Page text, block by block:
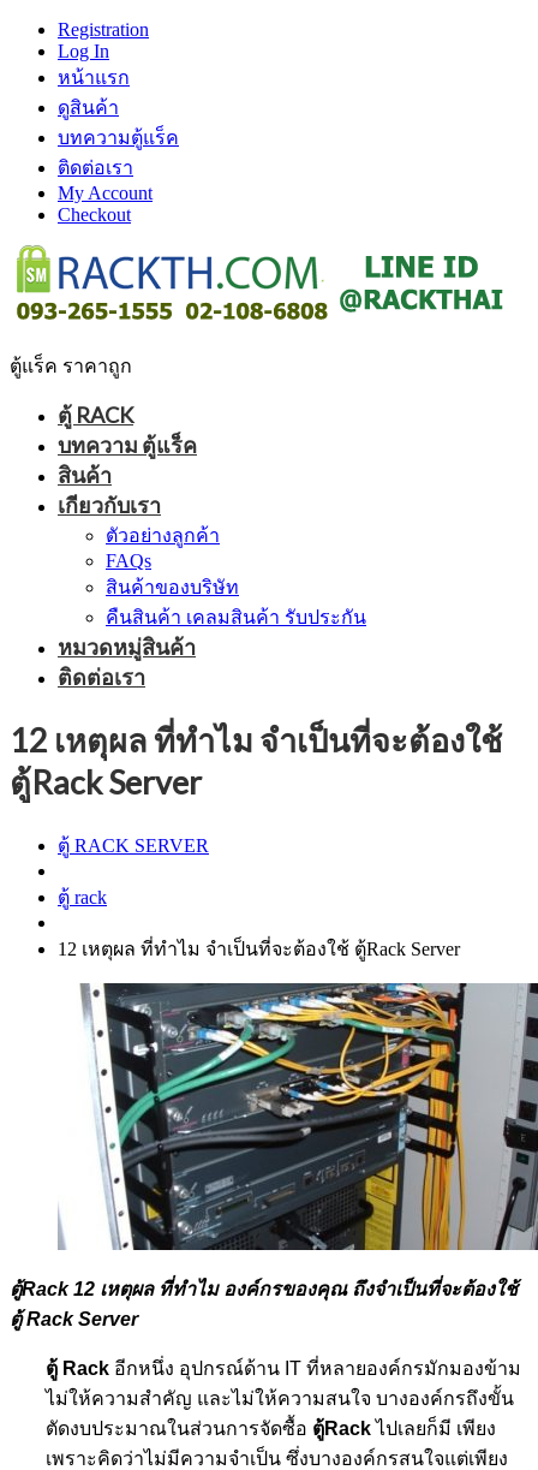
Registration
Log In
หน้าแรก
ดูสินค้า
บทความตู้แร็ค
ติดต่อเรา
My Account
Checkout
ตู้แร็ค ราคาถูก
ตู้ RACK
บทความ ตู้แร็ค
สินค้า
เกียวกับเรา
ตัวอย่างลูกค้า
FAQs
สินค้าของบริษัท
คืนสินค้า เคลมสินค้า รับประกัน
หมวดหมู่สินค้า
ติดต่อเรา
12 เหตุผล ที่ทำไม จำเป็นที่จะต้องใช้
ตู้Rack Server
ตู้ RACK SERVER
ตู้ rack
12 เหตุผล ที่ทำไม จำเป็นที่จะต้องใช้ ตู้Rack Server
ตู้Rack 12 เหตุผล ที่ทำไม องค์กรของคุณ ถึงจำเป็นที่จะต้องใช้
ตู้Rack Server
ตู้ Rack อีกหนึ่ง อุปกรณ์ด้าน IT ที่หลายองค์กรมักมองข้าม
ไม่ให้ความสำคัญ และไม่ให้ความสนใจ บางองค์กรถึงขั้น
ตัดงบประมาณในส่วนการจัดซื้อ ตู้Rackไปเลยก็มี เพียง
เพราะคิดว่าไม่มีความจำเป็น ซึ่งบางองค์กรสนใจแต่เพียง